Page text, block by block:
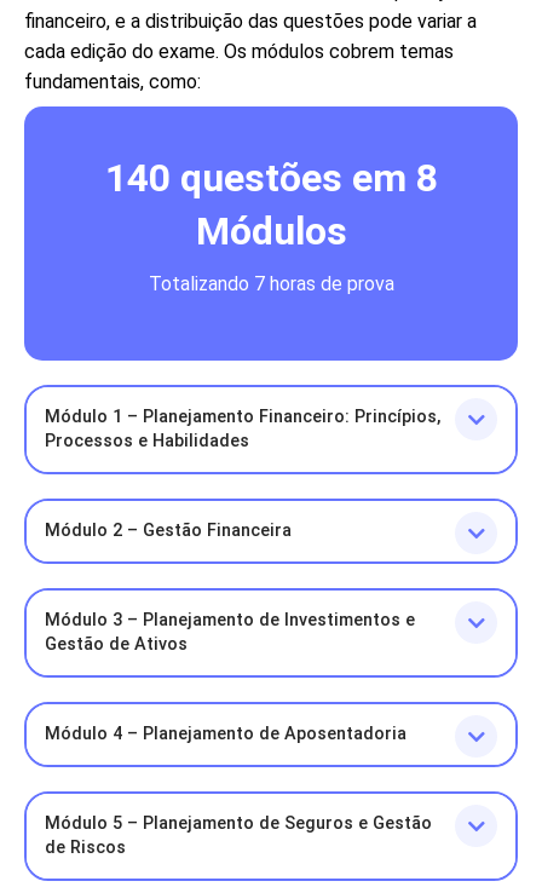
financeiro, e a distribuição das questões pode variar a
cada edição do exame. Os módulos cobrem temas
fundamentais, como:
140 questões em 8
Módulos
Totalizando 7 horas de prova
Módulo 1 – Planejamento Financeiro: Princípios,
Processos e Habilidades
Módulo 2 – Gestão Financeira
Módulo 3 – Planejamento de Investimentos e
Gestão de Ativos
Módulo 4 – Planejamento de Aposentadoria
Módulo 5 – Planejamento de Seguros e Gestão
de Riscos